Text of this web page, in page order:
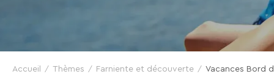
Accueil Thèmes Farniente et découverte Vacances Bord
pouvez vous désinscrire à tout moment à